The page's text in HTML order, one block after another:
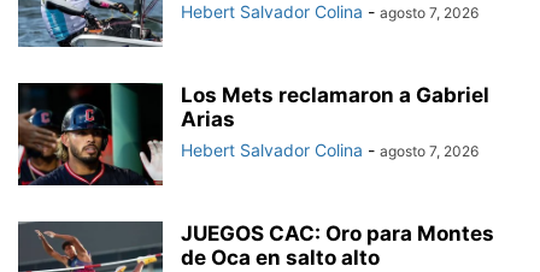
Hebert Salvador Colina - agosto 7, 2026
Los Mets reclamaron a Gabriel
Arias
Hebert Salvador Colina - agosto 7, 2026
JUEGOS CAC: Oro para Montes
de Oca en salto alto